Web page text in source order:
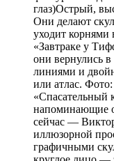
глаз)Острый,
Они делают
уходит корнями
«Завтраке у
они вернулись
линиями и
или атлас.
«Спасательный
напоминающие
сейчас —
иллюзорной
графичными